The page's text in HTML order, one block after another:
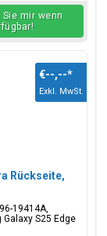
mir wenn
Rückseite,
19414A,
S25 Edge
€--,--*
Exkl. MwSt.